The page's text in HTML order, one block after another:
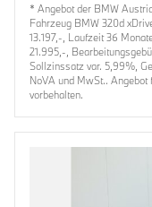
* Angebot der BMW
Fahrzeug BMW 320d
13.197,-, Laufzeit 36
21.995,-,
Sollzinssatz var. 5,99%,
NoVA und MwSt..
vorbehalten.